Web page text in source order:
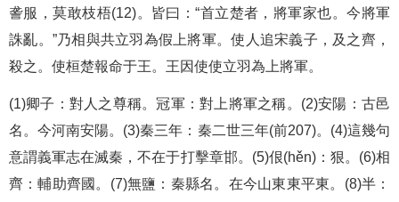
詟服，莫敢枝梧(12)。皆曰：“首立楚者，將軍家也。今將軍
誅亂。”乃相與共立羽為假上將軍。使人追宋義子，及之齊，
殺之。使桓楚報命于王。王因使使立羽為上將軍。
(1)卿子：對人之尊稱。冠軍：對上將軍之稱。(2)安陽：古邑
名。今河南安陽。(3)秦三年：秦二世三年(前207)。(4)這幾句
意謂義軍志在滅秦，不在于打擊章邯。(5)佷(hěn)：狠。(6)相
齊：輔助齊國。(7)無鹽：秦縣名。在今山東東平東。(8)半：